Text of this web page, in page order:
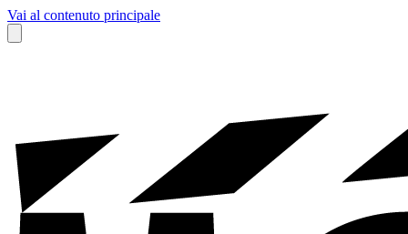
Vai al contenuto principale